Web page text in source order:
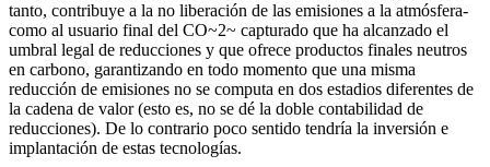
tanto, contribuye a la no liberación de las emisiones a la atmósfera-
como al usuario final del CO~2~ capturado que ha alcanzado el
umbral legal de reducciones y que ofrece productos finales neutros
en carbono, garantizando en todo momento que una misma
reducción de emisiones no se computa en dos estadios diferentes de
la cadena de valor (esto es, no se dé la doble contabilidad de
reducciones). De lo contrario poco sentido tendría la inversión e
implantación de estas tecnologías.